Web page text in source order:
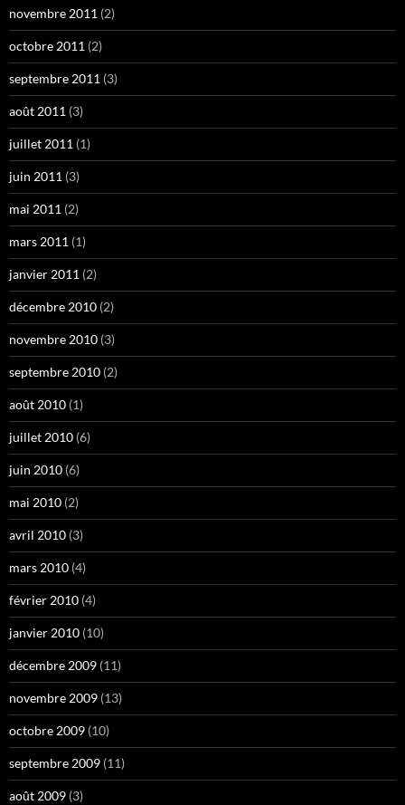
novembre 2011 (2)
octobre 2011 (2)
septembre 2011 (3)
août 2011 (3)
juillet 2011 (1)
juin 2011 (3)
mai 2011 (2)
mars 2011 (1)
janvier 2011 (2)
décembre 2010 (2)
novembre 2010 (3)
septembre 2010 (2)
août 2010 (1)
juillet 2010 (6)
juin 2010 (6)
mai 2010 (2)
avril 2010 (3)
mars 2010 (4)
février 2010 (4)
janvier 2010 (10)
décembre 2009 (11)
novembre 2009 (13)
octobre 2009 (10)
septembre 2009 (11)
août 2009 (3)